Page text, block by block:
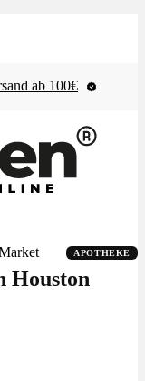
ab 100€
APOTHEKE
Houston